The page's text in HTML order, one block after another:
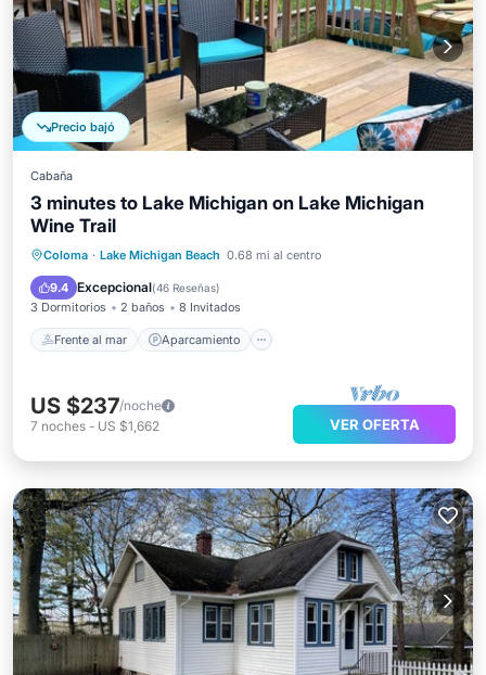
Precio bajó
Cabaña
3 minutes to Lake Michigan on Lake Michigan
Wine Trail
Coloma · Lake Michigan Beach 0.68 mi al centro
9.4 Excepcional(46 Reseñas)
3 Dormitorios 2 baños 8 Invitados
Frente al mar Aparcamiento
Frente al mar
Aparcamiento
Vista al mar
US $237/noche
7 noches - US $1,662 VER OFERTA